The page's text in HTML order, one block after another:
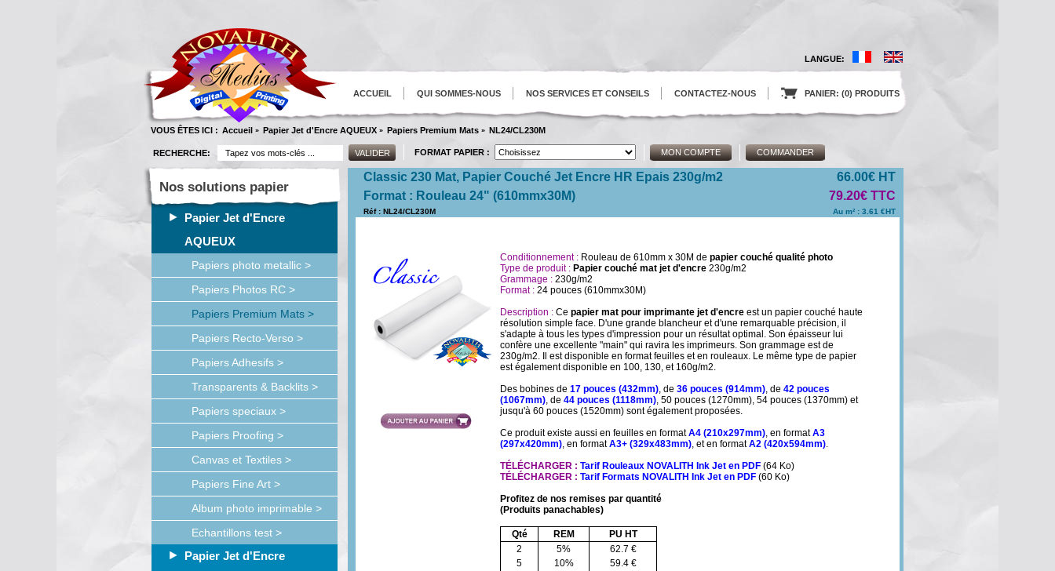
ACCUEIL QUI SOMMES-NOUS NOS SERVICES ET CONSEILS CONTACTEZ-NOUS . PANIER: (0) PRODUITS
VOUS ÊTES ICI : Accueil » Papier Jet d'Encre AQUEUX » Papiers Premium Mats » NL24/CL230M
RECHERCHE: FORMAT PAPIER :
LANGUE:
MON COMPTE COMMANDER
Nos solutions papier
Papier Jet d'Encre
AQUEUX
Papiers photo metallic >
Papiers Photos RC >
Papiers Premium Mats >
Papiers Recto-Verso >
Papiers Adhesifs >
Transparents & Backlits >
Papiers speciaux >
Papiers Proofing >
Canvas et Textiles >
Papiers Fine Art >
Album photo imprimable >
Echantillons test >
Papier Jet d'Encre
66.00€ HT
79.20€ TTC
Au m² : 3.61 €HT
Classic 230 Mat, Papier Couché Jet Encre HR Epais 230g/m2
Format : Rouleau 24" (610mmx30M)
Réf : NL24/CL230M
Conditionnement : Rouleau de 610mm x 30M de papier couché qualité photo
Type de produit : Papier couché mat jet d'encre 230g/m2
Grammage : 230g/m2
Format : 24 pouces (610mmx30M)
Description : Ce papier mat pour imprimante jet d'encre est un papier couché haute
résolution simple face. D'une grande blancheur et d'une remarquable précision, il
s'adapte à tous les types d'impression pour un résultat optimal. Son épaisseur lui
confère une excellente "main" qui ravira les imprimeurs. Son grammage est de
230g/m2. Il est disponible en format feuilles et en rouleaux. Le même type de papier
est également disponible en 100, 130, et 160g/m2.
Des bobines de 17 pouces (432mm), de 36 pouces (914mm), de 42 pouces
(1067mm), de 44 pouces (1118mm), 50 pouces (1270mm), 54 pouces (1370mm) et
jusqu'à 60 pouces (1520mm) sont également proposées.
Ce produit existe aussi en feuilles en formatA4 (210x297mm), en formatA3
(297x420mm), en formatA3+ (329x483mm), et en formatA2 (420x594mm).
TÉLÉCHARGER : Tarif Rouleaux NOVALITH Ink Jet en PDF (64 Ko)
TÉLÉCHARGER : Tarif Formats NOVALITH Ink Jet en PDF (60 Ko)
Profitez de nos remises par quantité
(Produits panachables)
Qté REM
PU HT
2
5%
62.7 €
5
10%
59.4 €